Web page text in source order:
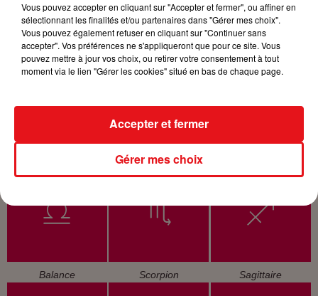
Bélier Taureau Gémeaux
Balance Scorpion Sagittaire
Vous pouvez accepter en cliquant sur "Accepter et fermer", ou affiner en
sélectionnant les finalités et/ou partenaires dans "Gérer mes choix".
Vous pouvez également refuser en cliquant sur "Continuer sans
accepter". Vos préférences ne s'appliqueront que pour ce site. Vous
pouvez mettre à jour vos choix, ou retirer votre consentement à tout
moment via le lien "Gérer les cookies" situé en bas de chaque page.
Gérer mes choix
Accepter et fermer